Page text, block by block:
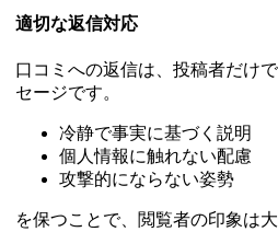
適切な返信対応
口コミへの返信は、投稿者だけ
セージです。
冷静で事実に基づく説明
個人情報に触れない配慮
攻撃的にならない姿勢
を保つことで、閲覧者の印象は